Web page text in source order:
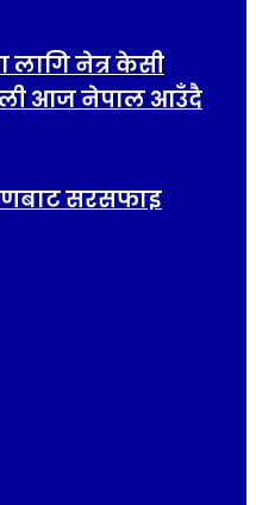
नेत्र केसी
आज नेपाल आउँदै
सरसफाइ